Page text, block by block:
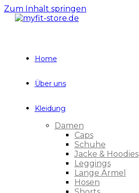
Zum Inhalt springen
Home
Über uns
Kleidung
Damen
Caps
Schuhe
Jacke & Hoodies
Leggings
Lange Ärmel
Hosen